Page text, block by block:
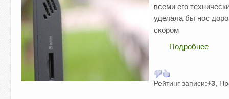
всеми его
уделала бы нос
скором
Подробнее
Рейтинг записи:+3 ,